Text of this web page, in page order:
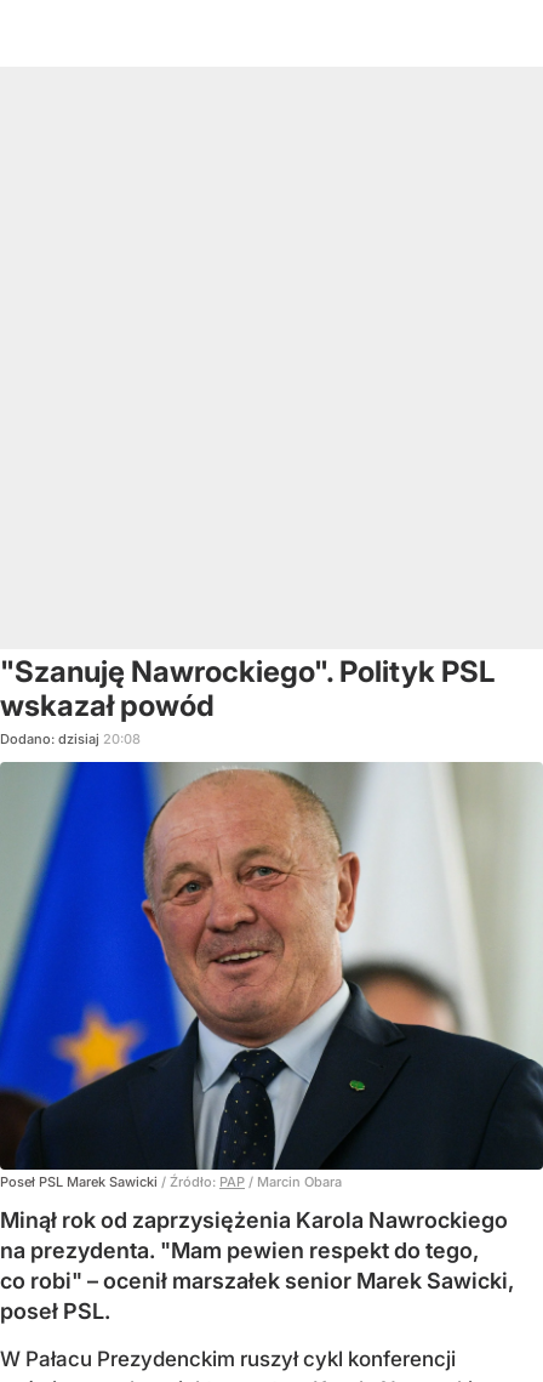
"Szanuję Nawrockiego". Polityk PSL
wskazał powód
Dodano: dzisiaj 20:08
Poseł PSL Marek Sawicki / Źródło: PAP / Marcin Obara
Minął rok od zaprzysiężenia Karola Nawrockiego
na prezydenta. "Mam pewien respekt do tego,
co robi" – ocenił marszałek senior Marek Sawicki,
poseł PSL.
W Pałacu Prezydenckim ruszył cykl konferencji